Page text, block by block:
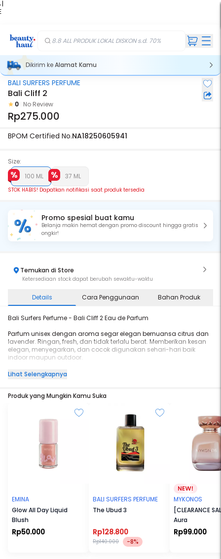
|
8.8 ALL PRODUK LOKAL DISKON s.d. 70%
Dikirim keAlamat Kamu
Stok Habis
BALI SURFERS PERFUME
Bali Cliff 2
0 No Review
Rp275.000
BPOM Certified No.NA18250605941
Size:
100 ML
37 ML
STOK HABIS! Dapatkan notifikasi saat produk tersedia
Promo spesial buat kamu
Belanja makin hemat dengan promo discount hingga gratis
ongkir!
Temukan di Store
Ketersediaan stock dapat berubah sewaktu-waktu
Details Cara Penggunaan Bahan Produk
Bali Surfers Perfume - Bali Cliff 2 Eau de Parfum
Parfum unisex dengan aroma segar elegan bernuansa citrus dan
lavender. Ringan, fresh, dan tidak terlalu berat. Memberikan kesan
elegan, menyegarkan, dan cocok digunakan sehari-hari baik
indoor maupun outdoor.
Eau de Parfum (EDP) tahan lama & cocok untuk aktivitas sehari-
Notes: Citrus, Lavender, Almond, Flowery, Saparila, Vanilla, Amber,
Lihat Selengkapnya
Produk yang Mungkin Kamu Suka
EMINA
Glow All Day Liquid
Blush
Rp50.000
BALI SURFERS PERFUME
The Ubud 3
Rp128.800
Rp140.000 -8%
MYKONOS
[CLEARANCE
Aura
Rp99.000